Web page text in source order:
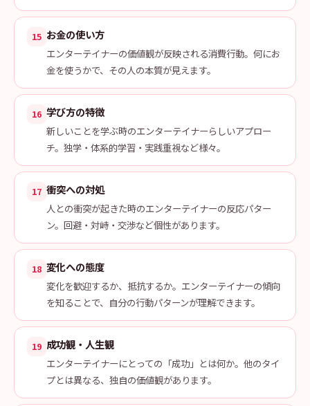
15 お金の使い方
エンターテイナーの価値観が反映される消費行動。何にお
金を使うかで、その人の本質が見えます。
16 学び方の特徴
新しいことを学ぶ時のエンターテイナーらしいアプロー
チ。独学・体系的学習・実践重視など様々。
17 衝突への対処
人との衝突が起きた時のエンターテイナーの反応パター
ン。回避・対峙・交渉など個性があります。
18 変化への態度
変化を歓迎するか、抵抗するか。エンターテイナーの傾向
を知ることで、自分の行動パターンが理解できます。
19 成功観・人生観
エンターテイナーにとっての「成功」とは何か。他のタイ
プとは異なる、独自の価値観があります。